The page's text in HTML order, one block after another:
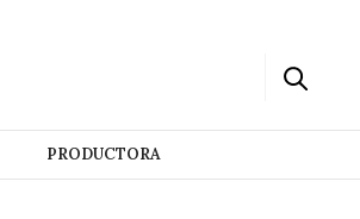
PRODUCTORA